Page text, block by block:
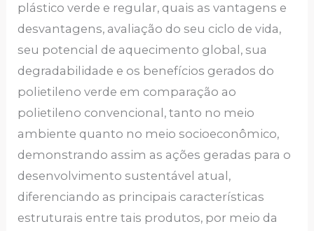
plástico verde e regular, quais as vantagens e
desvantagens, avaliação do seu ciclo de vida,
seu potencial de aquecimento global, sua
degradabilidade e os benefícios gerados do
polietileno verde em comparação ao
polietileno convencional, tanto no meio
ambiente quanto no meio socioeconômico,
demonstrando assim as ações geradas para o
desenvolvimento sustentável atual,
diferenciando as principais características
estruturais entre tais produtos, por meio da